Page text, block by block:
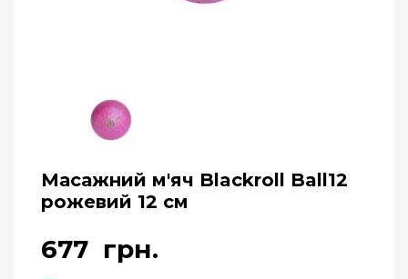
Масажний м'яч Blackroll Ball12
рожевий 12 см
677 грн.